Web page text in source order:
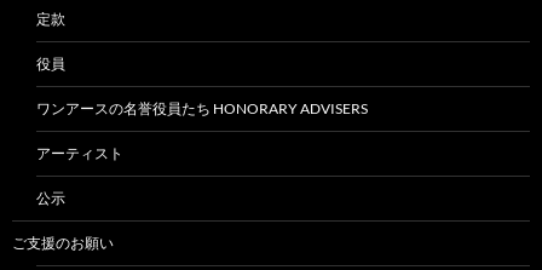
定款
役員
ワンアースの名誉役員たち HONORARY ADVISERS
アーティスト
公示
ご支援のお願い